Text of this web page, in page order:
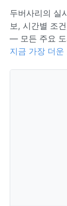
두버사리의 실
보, 시간별 조
— 모든 주요 도
지금 가장 더운